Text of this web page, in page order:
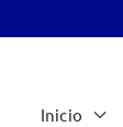
Inicio